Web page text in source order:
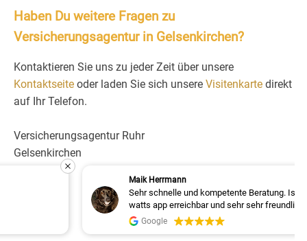
Haben Du weitere Fragen zu
Versicherungsagentur in Gelsenkirchen?
Kontaktieren Sie uns zu jeder Zeit über unsere
Kontaktseite oder laden Sie sich unsere Visitenkarte direkt
auf Ihr Telefon.
Versicherungsagentur Ruhr
Gelsenkirchen
Sehr schnelle und kompetente Beratung. Ist jederzeit über
watts app erreichbar und sehr sehr freundlich. Kann ich
nur weiterempfehlen!!!